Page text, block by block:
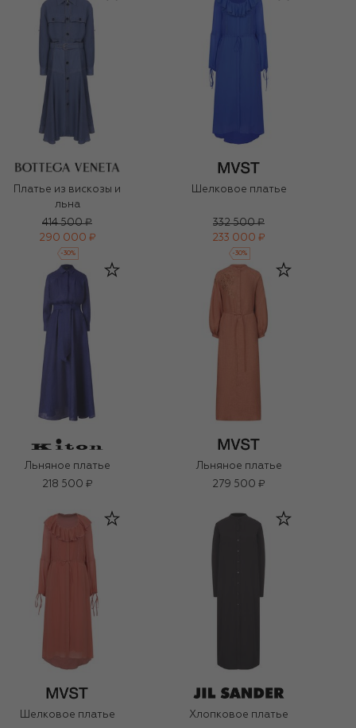
Платье из вискозы и
льна
414 500 ₽
290 000 ₽
-30%
Шелковое платье
332 500 ₽
233 000 ₽
-30%
Льняное платье
218 500 ₽
Льняное платье
279 500 ₽
Шелковое платье
Хлопковое платье